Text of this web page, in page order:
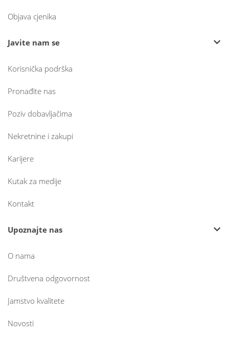
Objava cjenika
Javite nam se
Korisnička podrška
Pronađite nas
Poziv dobavljačima
Nekretnine i zakupi
Karijere
Kutak za medije
Kontakt
Upoznajte nas
O nama
Društvena odgovornost
Jamstvo kvalitete
Novosti